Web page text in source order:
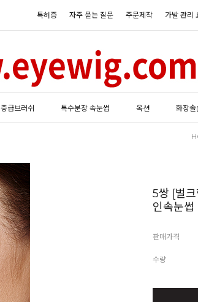
특허증 자주 묻는 질문 주문제작 가발 관리
중급브러쉬 특수분장 속눈썹 옥션 화장솔
5쌍 [벌
인속눈썹
판매가격
수량